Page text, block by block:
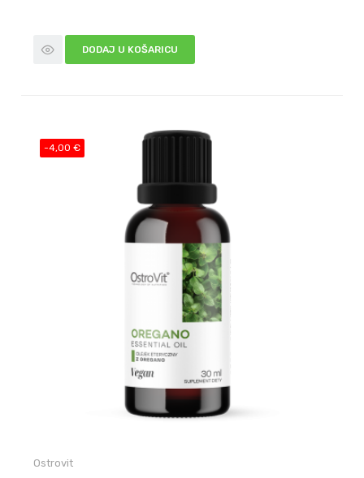
DODAJ U KOŠARICU
-4,00 €
Ostrovit